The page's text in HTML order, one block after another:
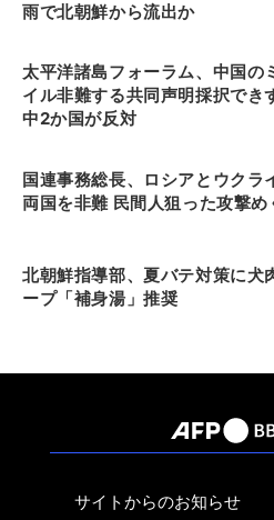
雨で北朝鮮から流出か
太平洋諸島フォーラム、中国の
イル非難する共同声明採択でき
中2か国が反対
国連事務総長、ロシアとウクラ
両国を非難 民間人狙った攻撃め
北朝鮮指導部、夏バテ対策に犬
ープ「補身湯」推奨
サイトからのお知らせ